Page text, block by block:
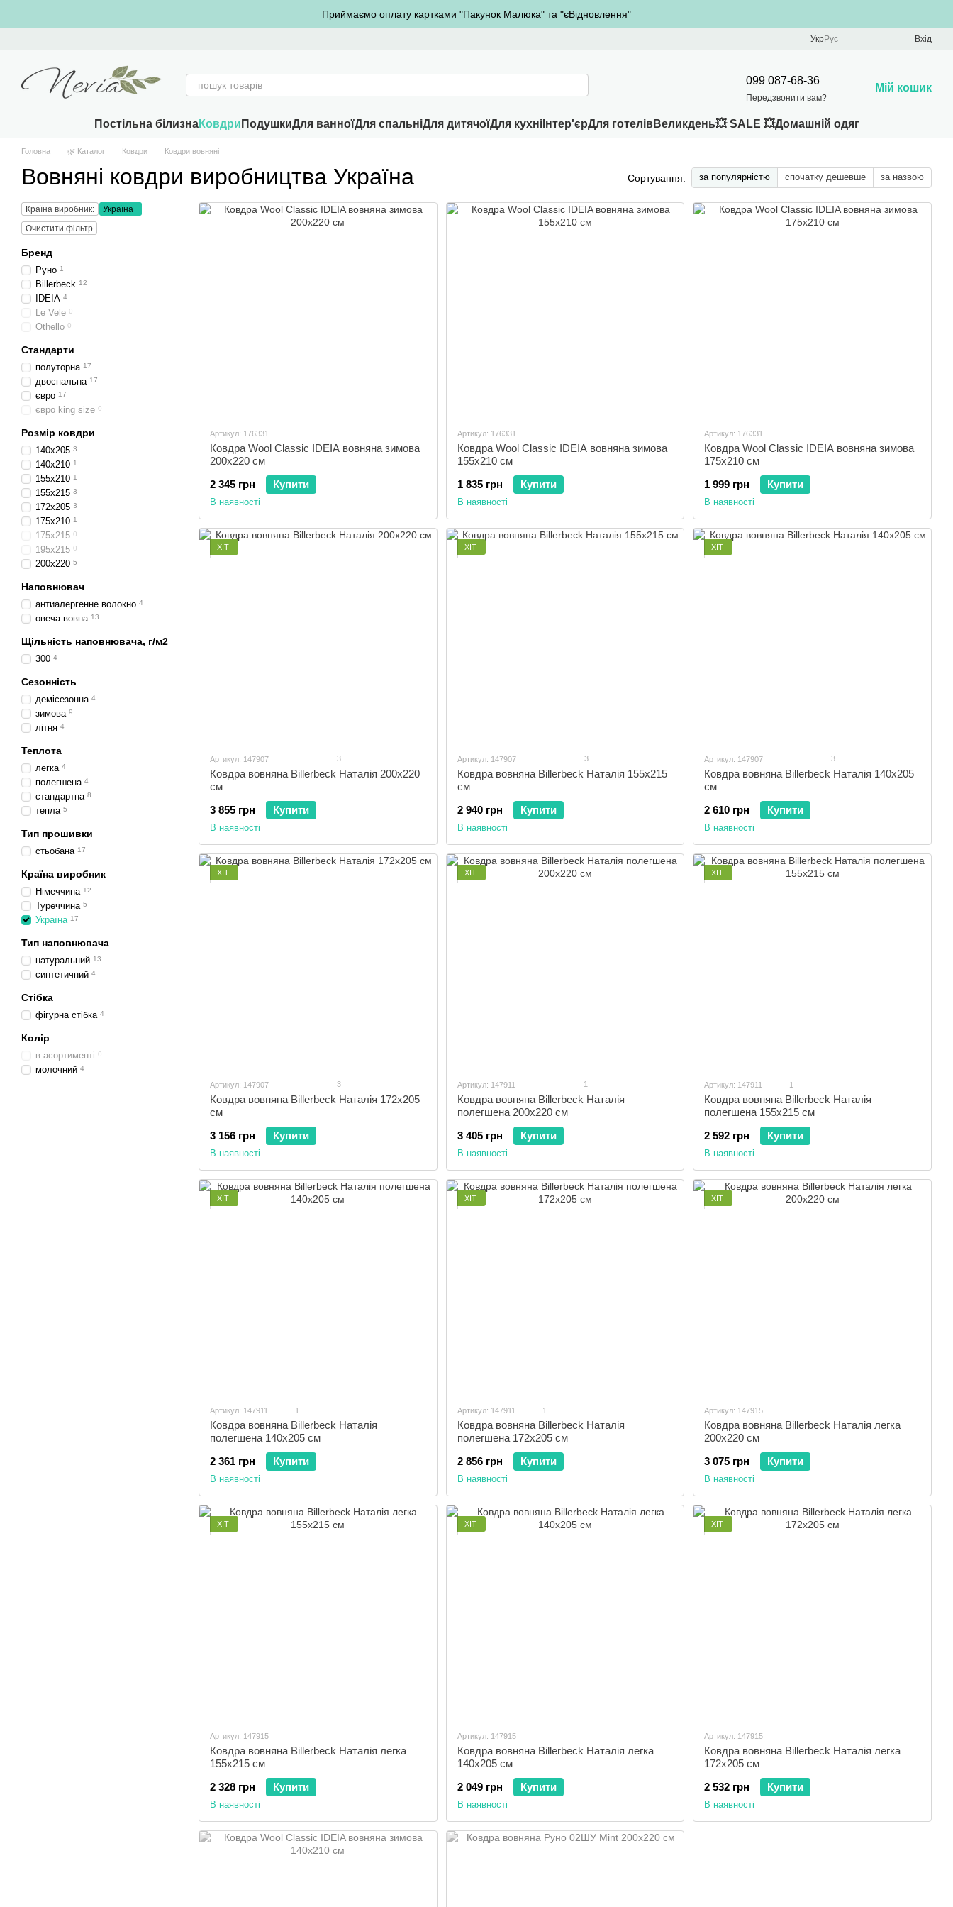
Приймаємо оплату картками "Пакунок Малюка" та "єВідновлення"
УкрРус Вхід
099 087-68-36
Передзвонити вам?
Мій кошик
Постільна білизнаКовдри ПодушкиДля ванноїДля спальніДля дитячоїДля кухніІнтер'єрДля готелівВеликдень💥 SALE 💥Домашній одяг
Головна 🌿 Каталог Ковдри Ковдри вовняні
Вовняні ковдри виробництва Україна Сортування: за популярністю спочатку дешевше за назвою
Артикул: 176331
Ковдра Wool Classic IDEIA вовняна зимова
200x220 см
2 345 грн
Купити
В наявності
Артикул: 176331
Ковдра Wool Classic IDEIA вовняна зимова
155x210 см
1 835 грн
Купити
В наявності
Артикул: 176331
Ковдра Wool Classic IDEIA вовняна зимова
175x210 см
1 999 грн
Купити
В наявності
ХІТ
Артикул: 147907 3
Ковдра вовняна Billerbeck Наталія 200x220
см
3 855 грн
Купити
В наявності
ХІТ
Артикул: 147907 3
Ковдра вовняна Billerbeck Наталія 155x215
см
2 940 грн
Купити
В наявності
ХІТ
Артикул: 147907 3
Ковдра вовняна Billerbeck Наталія 140x205
см
2 610 грн
Купити
В наявності
ХІТ
Артикул: 147907 3
Ковдра вовняна Billerbeck Наталія 172x205
см
3 156 грн
Купити
В наявності
ХІТ
Артикул: 147911 1
Ковдра вовняна Billerbeck Наталія
полегшена 200x220 см
3 405 грн
Купити
В наявності
ХІТ
Артикул: 147911 1
Ковдра вовняна Billerbeck Наталія
полегшена 155x215 см
2 592 грн
Купити
В наявності
ХІТ
Артикул: 147911 1
Ковдра вовняна Billerbeck Наталія
полегшена 140x205 см
2 361 грн
Купити
В наявності
ХІТ
Артикул: 147911 1
Ковдра вовняна Billerbeck Наталія
полегшена 172x205 см
2 856 грн
Купити
В наявності
ХІТ
Артикул: 147915
Ковдра вовняна Billerbeck Наталія легка
200x220 см
3 075 грн
Купити
В наявності
ХІТ
Артикул: 147915
Ковдра вовняна Billerbeck Наталія легка
155x215 см
2 328 грн
Купити
В наявності
ХІТ
Артикул: 147915
Ковдра вовняна Billerbeck Наталія легка
140x205 см
2 049 грн
Купити
В наявності
ХІТ
Артикул: 147915
Ковдра вовняна Billerbeck Наталія легка
172x205 см
2 532 грн
Купити
В наявності
Країна виробник:
Україна
Очистити фільтр
Бренд
Руно 1
Billerbeck 12
IDEIA 4
Le Vele 0
Othello 0
Стандарти
полуторна 17
двоспальна 17
євро 17
євро king size 0
Розмір ковдри
140x205 3
140x210 1
155x210 1
155x215 3
172x205 3
175x210 1
175x215 0
195x215 0
200x220 5
Наповнювач
антиалергенне волокно 4
овеча вовна 13
Щільність наповнювача, г/м2
300 4
Сезонність
демісезонна 4
зимова 9
літня 4
Теплота
легка 4
полегшена 4
стандартна 8
тепла 5
Тип прошивки
стьобана 17
Країна виробник
Німеччина 12
Туреччина 5
Україна 17
Тип наповнювача
натуральний 13
синтетичний 4
Стібка
фігурна стібка 4
Колір
в асортименті 0
молочний 4